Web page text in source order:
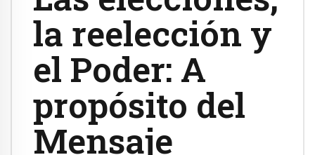
la reelección y
el Poder: A
propósito del
Mensaje